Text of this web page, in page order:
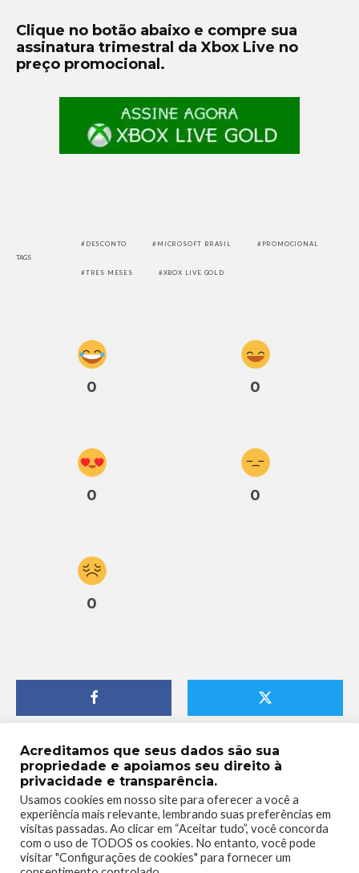
Clique no botão abaixo e compre sua
assinatura trimestral da Xbox Live no
preço promocional.
TAGS
DESCONTO MICROSOFT BRASIL PROMOCIONAL
TRES MESES XBOX LIVE GOLD
0 0
0 0
0
Acreditamos que seus dados são sua
propriedade e apoiamos seu direito à
privacidade e transparência.
Usamos cookies em nosso site para oferecer a você a
experiência mais relevante, lembrando suas preferências em
visitas passadas. Ao clicar em “Aceitar tudo”, você concorda
com o uso de TODOS os cookies. No entanto, você pode
visitar "Configurações de cookies" para fornecer um